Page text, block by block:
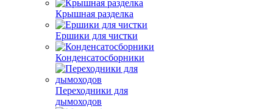
Крышная разделка
Ершики для чистки
Конденсатосборники
Переходники для
дымоходов